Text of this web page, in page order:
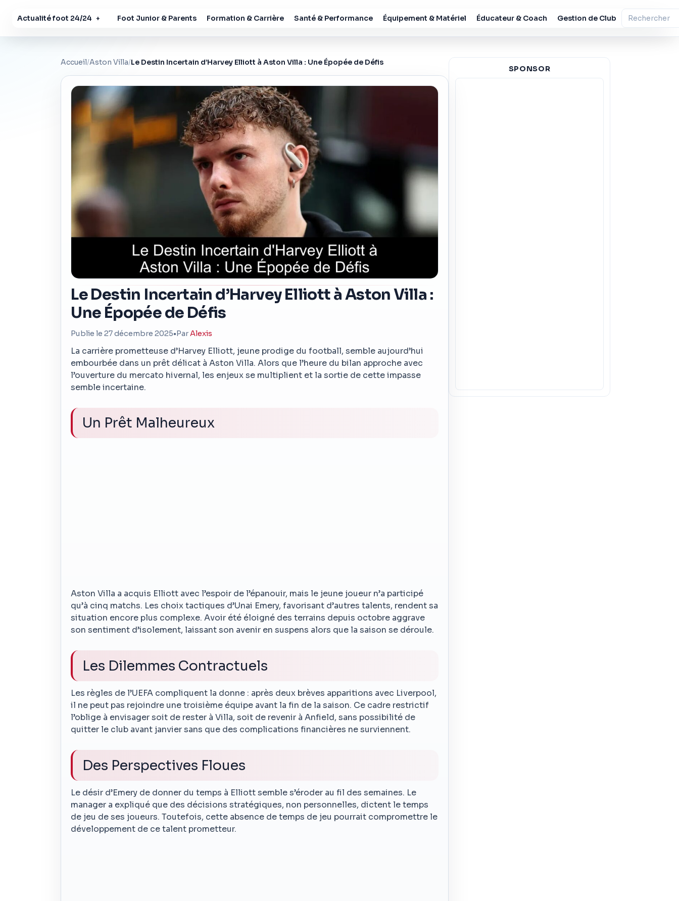
Actualité foot 24/24 + Foot Junior & Parents Formation & Carrière Santé & Performance Équipement & Matériel Éducateur & Coach Gestion de Club
Accueil/Aston Villa/Le Destin Incertain d’Harvey Elliott à Aston Villa : Une Épopée de Défis
Le Destin Incertain d’Harvey Elliott à Aston Villa :
Une Épopée de Défis
Publie le 27 décembre 2025•ParAlexis
La carrière prometteuse d’Harvey Elliott, jeune prodige du football, semble aujourd’hui
embourbée dans un prêt délicat à Aston Villa. Alors que l’heure du bilan approche avec
l’ouverture du mercato hivernal, les enjeux se multiplient et la sortie de cette impasse
semble incertaine.
Un Prêt Malheureux
Aston Villa a acquis Elliott avec l’espoir de l’épanouir, mais le jeune joueur n’a participé
qu’à cinq matchs. Les choix tactiques d’Unai Emery, favorisant d’autres talents, rendent sa
situation encore plus complexe. Avoir été éloigné des terrains depuis octobre aggrave
son sentiment d’isolement, laissant son avenir en suspens alors que la saison se déroule.
Les Dilemmes Contractuels
Les règles de l’UEFA compliquent la donne : après deux brèves apparitions avec Liverpool,
il ne peut pas rejoindre une troisième équipe avant la fin de la saison. Ce cadre restrictif
l’oblige à envisager soit de rester à Villa, soit de revenir à Anfield, sans possibilité de
quitter le club avant janvier sans que des complications financières ne surviennent.
Des Perspectives Floues
Le désir d’Emery de donner du temps à Elliott semble s’éroder au fil des semaines. Le
manager a expliqué que des décisions stratégiques, non personnelles, dictent le temps
de jeu de ses joueurs. Toutefois, cette absence de temps de jeu pourrait compromettre le
développement de ce talent prometteur.
SPONSOR